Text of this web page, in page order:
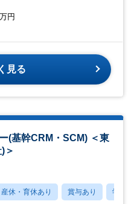
円
見る
(基幹CRM・SCM) ＜東
＞
産休・育休あり 賞与あり 学歴不